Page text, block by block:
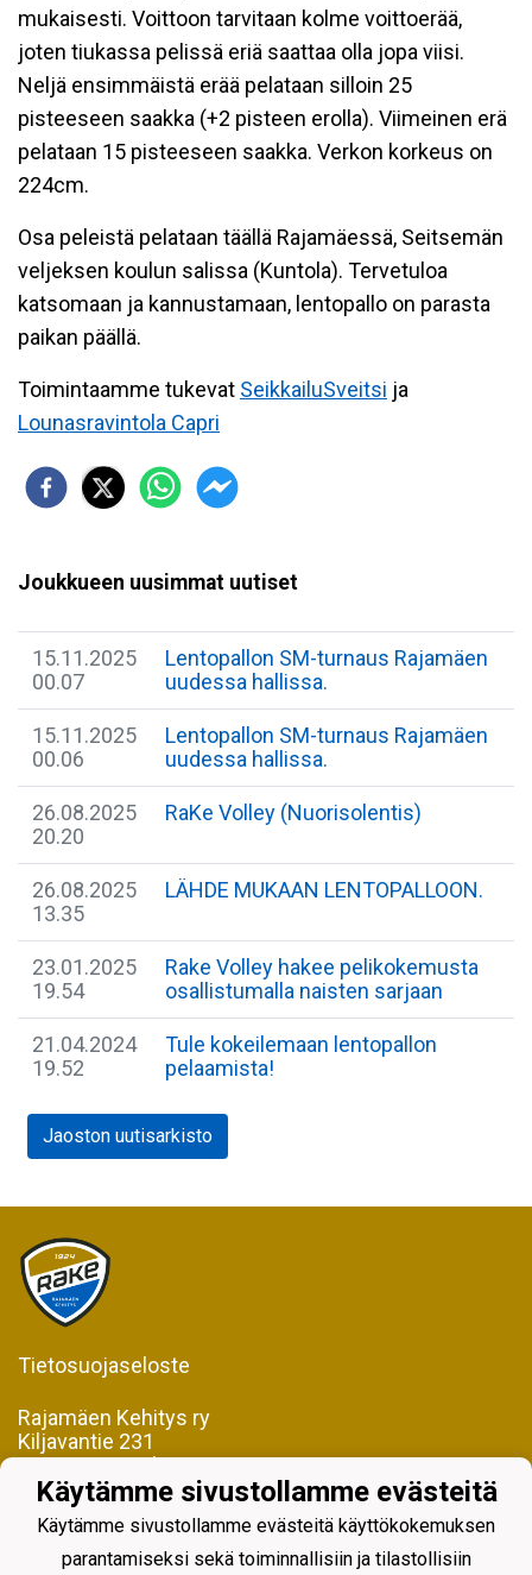
mukaisesti. Voittoon tarvitaan kolme voittoerää,
joten tiukassa pelissä eriä saattaa olla jopa viisi.
Neljä ensimmäistä erää pelataan silloin 25
pisteeseen saakka (+2 pisteen erolla). Viimeinen erä
pelataan 15 pisteeseen saakka. Verkon korkeus on
224cm.
Osa peleistä pelataan täällä Rajamäessä, Seitsemän
veljeksen koulun salissa (Kuntola). Tervetuloa
katsomaan ja kannustamaan, lentopallo on parasta
paikan päällä.
Toimintaamme tukevat SeikkailuSveitsi ja
Lounasravintola Capri
Joukkueen uusimmat uutiset
15.11.2025
00.07
Lentopallon SM-turnaus Rajamäen
uudessa hallissa.
15.11.2025
00.06
Lentopallon SM-turnaus Rajamäen
uudessa hallissa.
26.08.2025
20.20
RaKe Volley (Nuorisolentis)
26.08.2025
13.35
LÄHDE MUKAAN LENTOPALLOON.
23.01.2025
19.54
Rake Volley hakee pelikokemusta
osallistumalla naisten sarjaan
21.04.2024
19.52
Tule kokeilemaan lentopallon
pelaamista!
Jaoston uutisarkisto
Tietosuojaseloste
Rajamäen Kehitys ry
Kiljavantie 231
05200 Rajamäki
Y-tunnus 0598128-2
Käytämme sivustollamme evästeitä
Käytämme sivustollamme evästeitä käyttökokemuksen
parantamiseksi sekä toiminnallisiin ja tilastollisiin